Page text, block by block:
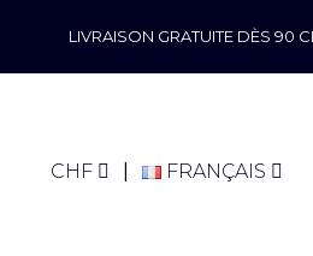
LIVRAISON GRATUITE DÈS 90
CHF FRANÇAIS